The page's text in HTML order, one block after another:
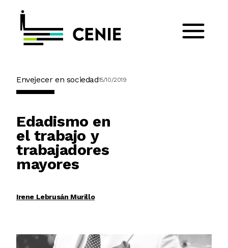
Envejecer en sociedad15/10/2019
Edadismo en
el trabajo y
trabajadores
mayores
Irene Lebrusán Murillo